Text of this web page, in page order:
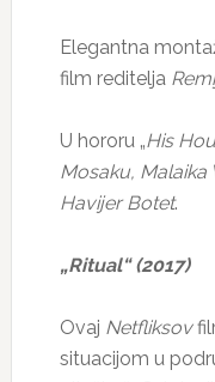
Elegantna
film reditelja
U hororu „His
Mosaku, Malaika
Havijer Botet.
„Ritual“ (2017)
Ovaj Netfliksov
situacijom u